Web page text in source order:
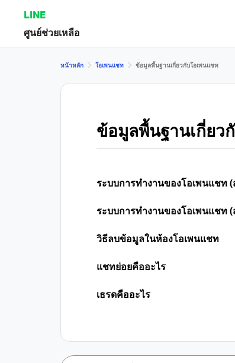
LINE
ศูนย์ช่วยเหลือ
หน้าหลัก โอเพนแชท ข้อมูลพื้นฐานเกี่ยวกับโอเพนแชท
ข้อมูลพื้นฐานเกี่ยว
ระบบการทำงานของโอเพนแชท
ระบบการทำงานของโอเพนแชท
วิธีลบข้อมูลในห้องโอเพนแชท
แชทย่อยคืออะไร
เธรดคืออะไร